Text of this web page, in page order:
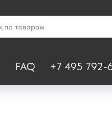
FAQ +7 495 792-